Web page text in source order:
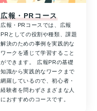
広報・PRコース
広報・PRコースでは、広報
PRとしての役割や種類、課題
解決のための事例を実践的な
ワークを通じて学習すること
ができます。 広報PRの基礎
知識から実践的なワークまで
網羅しているので、初心者・
経験者を問わずさまざまな人
におすすめのコースです。